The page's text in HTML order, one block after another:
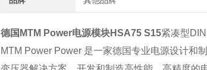
德国 MTM Power电源模块HSA75 S15紧凑型DIN
MTM Power Power 是一家德国专业电源设计和